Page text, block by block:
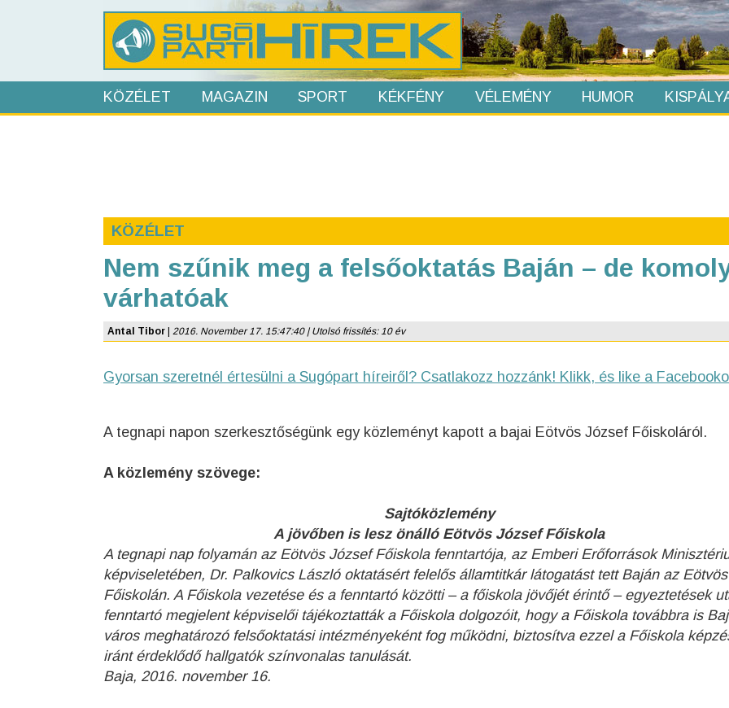
KÖZÉLET MAGAZIN SPORT KÉKFÉNY VÉLEMÉNY HUMOR
KÖZÉLET
Nem szűnik meg a felsőoktatás Baján – de
várhatóak
Antal Tibor 2016. November 17. 15:47:40 | Utolsó frissítés: 10 év
Gyorsan szeretnél értesülni a Sugópart híreiről? Csatlakozz hozzánk! Klikk, és like a
A tegnapi napon szerkesztőségünk egy közleményt kapott a bajai Eötvös József Főiskoláról.
A közlemény szövege:
Sajtóközlemény
A jövőben is lesz önálló Eötvös József Főiskola
A tegnapi nap folyamán az Eötvös József Főiskola fenntartója, az Emberi Erőforrások
képviseletében, Dr. Palkovics László oktatásért felelős államtitkár látogatást tett Baján az
Főiskolán. A Főiskola vezetése és a fenntartó közötti – a főiskola jövőjét érintő – egyeztetések
fenntartó megjelent képviselői tájékoztatták a Főiskola dolgozóit, hogy a Főiskola továbbra is
város meghatározó felsőoktatási intézményeként fog működni, biztosítva ezzel a Főiskola
iránt érdeklődő hallgatók színvonalas tanulását.
Baja, 2016. november 16.